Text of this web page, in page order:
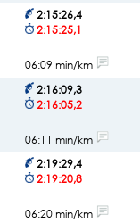
2:15:26,4
2:15:25,1
06:09 min/km
2:16:09,3
2:16:05,2
06:11 min/km
2:19:29,4
2:19:20,8
06:20 min/km